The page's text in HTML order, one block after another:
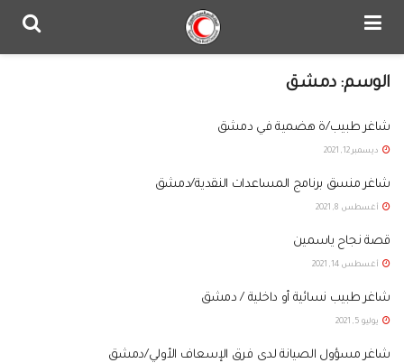
الوسم:دمشق
شاغر طبيب/ة هضمية في دمشق
ديسمبر 12, 2021
شاغر منسق برنامج المساعدات النقدية/دمشق
أغسطس 8, 2021
قصة نجاح ياسمين
أغسطس 14, 2021
شاغر طبيب نسائية أو داخلية / دمشق
يوليو 5, 2021
شاغر مسؤول الصيانة لدى فرق الإسعاف الأولي/دمشق